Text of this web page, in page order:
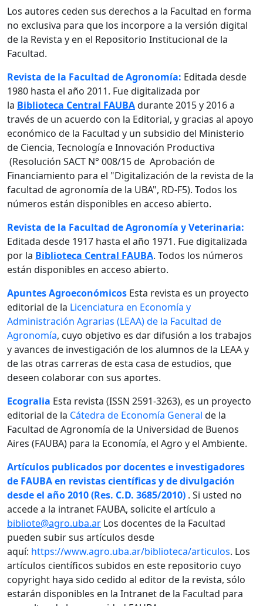
Los autores ceden sus derechos a la Facultad en forma
no exclusiva para que los incorpore a la versión digital
de la Revista y en el Repositorio Institucional de la
Facultad.
Revista de la Facultad de Agronomía: Editada desde
1980 hasta el año 2011. Fue digitalizada por
la Biblioteca Central FAUBAdurante 2015 y 2016 a
través de un acuerdo con la Editorial, y gracias al apoyo
económico de la Facultad y un subsidio del Ministerio
de Ciencia, Tecnología e Innovación Productiva
(Resolución SACT N° 008/15 de Aprobación de
Financiamiento para el "Digitalización de la revista de la
facultad de agronomía de la UBA", RD-F5). Todos los
números están disponibles en acceso abierto.
Revista de la Facultad de Agronomía y Veterinaria:
Editada desde 1917 hasta el año 1971. Fue digitalizada
por la Biblioteca Central FAUBA. Todos los números
están disponibles en acceso abierto.
Apuntes Agroeconómicos Esta revista es un proyecto
editorial de la Licenciatura en Economía y
Administración Agrarias (LEAA) de la Facultad de
Agronomía, cuyo objetivo es dar difusión a los trabajos
y avances de investigación de los alumnos de la LEAA y
de las otras carreras de esta casa de estudios, que
deseen colaborar con sus aportes.
Ecogralia Esta revista (ISSN 2591-3263), es un proyecto
editorial de la Cátedra de Economía General de la
Facultad de Agronomía de la Universidad de Buenos
Aires (FAUBA) para la Economía, el Agro y el Ambiente.
Artículos publicados por docentes e investigadores
de FAUBA en revistas científicas y de divulgación
desde el año 2010 (Res. C.D. 3685/2010) . Si usted no
accede a la intranet FAUBA, solicite el artículo a
bibliote@agro.uba.ar Los docentes de la Facultad
pueden subir sus artículos desde
aquí: https://www.agro.uba.ar/biblioteca/articulos. Los
artículos científicos subidos en este repositorio cuyo
copyright haya sido cedido al editor de la revista, sólo
estarán disponibles en la Intranet de la Facultad para